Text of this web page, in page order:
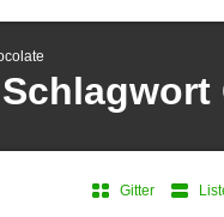
Gitter